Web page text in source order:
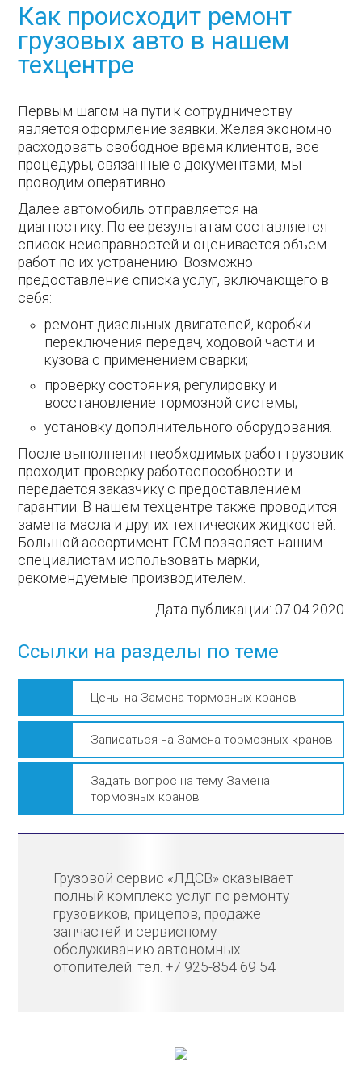
Как происходит ремонт
грузовых авто в нашем
техцентре
Первым шагом на пути к сотрудничеству
является оформление заявки. Желая экономно
расходовать свободное время клиентов, все
процедуры, связанные с документами, мы
проводим оперативно.
Далее автомобиль отправляется на
диагностику. По ее результатам составляется
список неисправностей и оценивается объем
работ по их устранению. Возможно
предоставление списка услуг, включающего в
себя:
ремонт дизельных двигателей, коробки
переключения передач, ходовой части и
кузова с применением сварки;
проверку состояния, регулировку и
восстановление тормозной системы;
установку дополнительного оборудования.
После выполнения необходимых работ грузовик
проходит проверку работоспособности и
передается заказчику с предоставлением
гарантии. В нашем техцентре также проводится
замена масла и других технических жидкостей.
Большой ассортимент ГСМ позволяет нашим
специалистам использовать марки,
рекомендуемые производителем.
Дата публикации: 07.04.2020
Ссылки на разделы по теме
Цены на Замена тормозных кранов
Записаться на Замена тормозных кранов
Задать вопрос на тему Замена
тормозных кранов
Грузовой сервис «ЛДСВ» оказывает
полный комплекс услуг по ремонту
грузовиков, прицепов, продаже
запчастей и сервисному
обслуживанию автономных
отопителей. тел. +7 925-854 69 54